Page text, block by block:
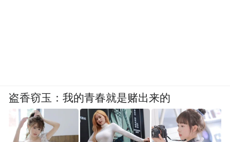
盗香窃玉：我的青春就是赌出来的